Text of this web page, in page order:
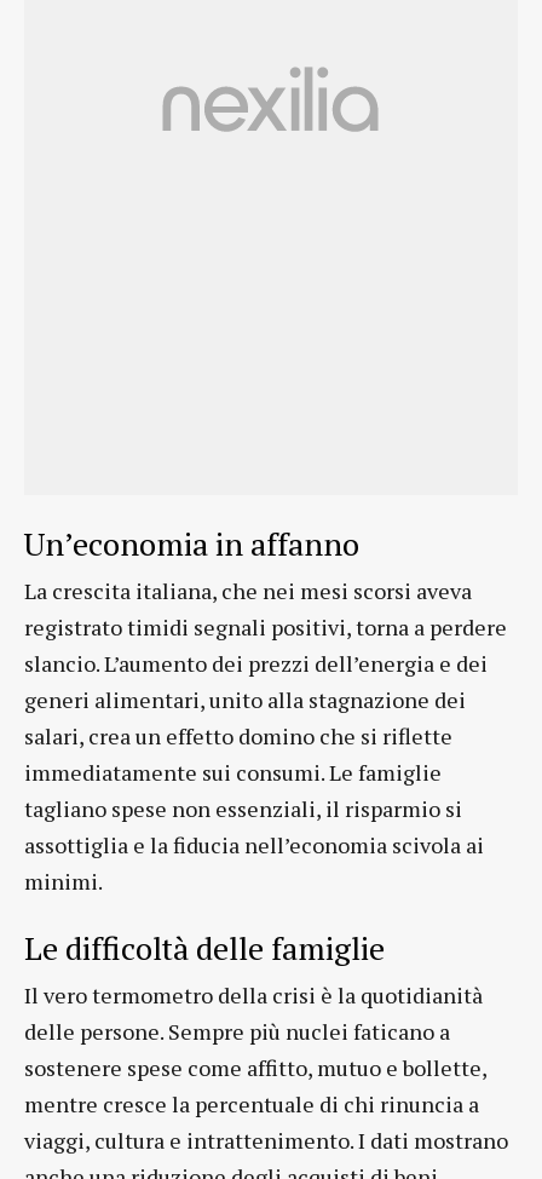
Un’economia in affanno
La crescita italiana, che nei mesi scorsi aveva
registrato timidi segnali positivi, torna a perdere
slancio. L’aumento dei prezzi dell’energia e dei
generi alimentari, unito alla stagnazione dei
salari, crea un effetto domino che si riflette
immediatamente sui consumi. Le famiglie
tagliano spese non essenziali, il risparmio si
assottiglia e la fiducia nell’economia scivola ai
minimi.
Le difficoltà delle famiglie
Il vero termometro della crisi è la quotidianità
delle persone. Sempre più nuclei faticano a
sostenere spese come affitto, mutuo e bollette,
mentre cresce la percentuale di chi rinuncia a
viaggi, cultura e intrattenimento. I dati mostrano